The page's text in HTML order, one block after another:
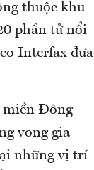
thuộc khu
phần tử nổi
Interfax đưa
miền Đông
vong gia
những vị trí